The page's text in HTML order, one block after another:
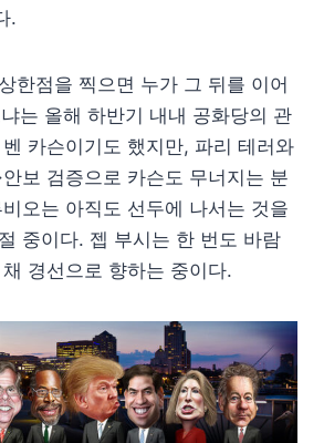
.
한점을 찍으면 누가 그 뒤를 이어
는 올해 하반기 내내 공화당의 관
카슨이기도 했지만, 파리 테러와
보 검증으로 카슨도 무너지는 분
오는 아직도 선두에 나서는 것을
중이다. 젭 부시는 한 번도 바람
경선으로 향하는 중이다.